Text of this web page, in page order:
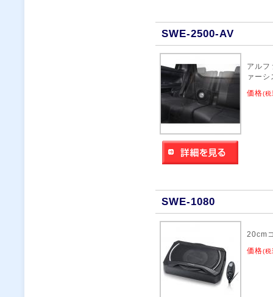
SWE-2500-AV
アルフ
ァー
価格(税
SWE-1080
20cm
価格(税